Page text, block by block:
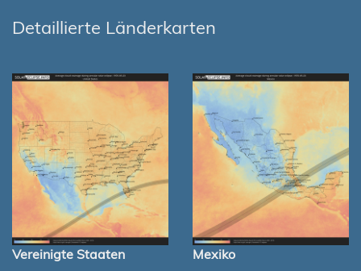
Detaillierte Länderkarten
Vereinigte Staaten Mexiko